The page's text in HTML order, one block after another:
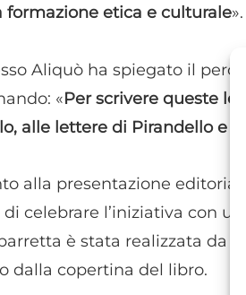
formazione etica e culturale».
Aliquò ha spiegato il
«Per scrivere queste
alle lettere di Pirandello e
alla presentazione
celebrare l’iniziativa con
è stata realizzata da
dalla copertina del libro.